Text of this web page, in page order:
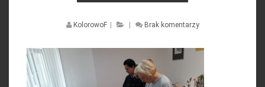
KolorowoF Brak komentarzy